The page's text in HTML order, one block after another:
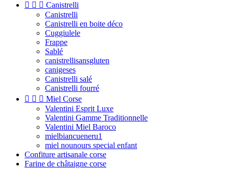
   Canistrelli
Canistrelli
Canistrelli en boite déco
Cuggiulele
Frappe
Sablé
canistrellisansgluten
canigeses
Canistrelli salé
Canistrelli fourré
   Miel Corse
Valentini Esprit Luxe
Valentini Gamme Traditionnelle
Valentini Miel Baroco
mielbiancueneru1
miel nounours special enfant
Confiture artisanale corse
Farine de châtaigne corse